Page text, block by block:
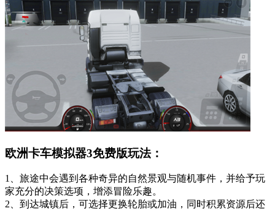
欧洲卡车模拟器3免费版玩法：
1、旅途中会遇到各种奇异的自然景观与随机事件，并给予玩
家充分的决策选项，增添冒险乐趣。
2、到达城镇后，可选择更换轮胎或加油，同时积累资源后还